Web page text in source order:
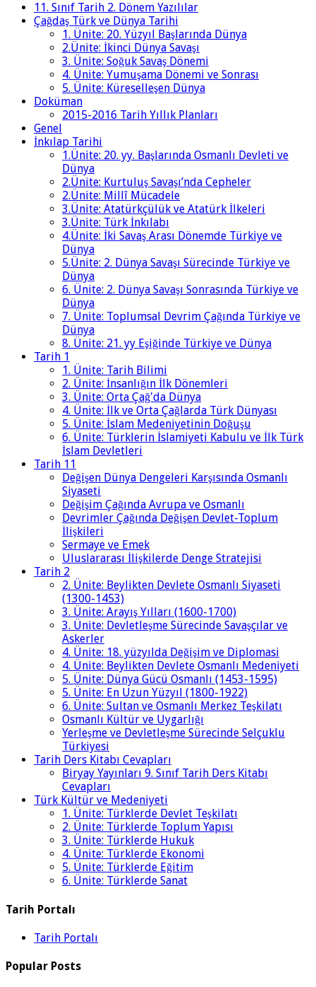
11. Sınıf Tarih 2. Dönem Yazılılar
Çağdaş Türk ve Dünya Tarihi
1. Ünite: 20. Yüzyıl Başlarında Dünya
2.Ünite: İkinci Dünya Savaşı
3. Ünite: Soğuk Savaş Dönemi
4. Ünite: Yumuşama Dönemi ve Sonrası
5. Ünite: Küreselleşen Dünya
Doküman
2015-2016 Tarih Yıllık Planları
Genel
İnkılap Tarihi
1.Ünite: 20. yy. Başlarında Osmanlı Devleti ve
Dünya
2.Ünite: Kurtuluş Savaşı’nda Cepheler
2.Ünite: Millî Mücadele
3.Ünite: Atatürkçülük ve Atatürk İlkeleri
3.Ünite: Türk İnkılabı
4.Ünite: İki Savaş Arası Dönemde Türkiye ve
Dünya
5.Ünite: 2. Dünya Savaşı Sürecinde Türkiye ve
Dünya
6. Ünite: 2. Dünya Savaşı Sonrasında Türkiye ve
Dünya
7. Ünite: Toplumsal Devrim Çağında Türkiye ve
Dünya
8. Ünite: 21. yy Eşiğinde Türkiye ve Dünya
Tarih 1
1. Ünite: Tarih Bilimi
2. Ünite: İnsanlığın İlk Dönemleri
3. Ünite: Orta Çağ'da Dünya
4. Ünite: İlk ve Orta Çağlarda Türk Dünyası
5. Ünite: İslam Medeniyetinin Doğuşu
6. Ünite: Türklerin İslamiyeti Kabulu ve İlk Türk
İslam Devletleri
Tarih 11
Değişen Dünya Dengeleri Karşısında Osmanlı
Siyaseti
Değişim Çağında Avrupa ve Osmanlı
Devrimler Çağında Değişen Devlet-Toplum
İlişkileri
Sermaye ve Emek
Uluslararası İlişkilerde Denge Stratejisi
Tarih 2
2. Ünite: Beylikten Devlete Osmanlı Siyaseti
(1300-1453)
3. Ünite: Arayış Yılları (1600-1700)
3. Ünite: Devletleşme Sürecinde Savaşçılar ve
Askerler
4. Ünite: 18. yüzyılda Değişim ve Diplomasi
4. Ünite: Beylikten Devlete Osmanlı Medeniyeti
5. Ünite: Dünya Gücü Osmanlı (1453-1595)
5. Ünite: En Uzun Yüzyıl (1800-1922)
6. Ünite: Sultan ve Osmanlı Merkez Teşkilatı
Osmanlı Kültür ve Uygarlığı
Yerleşme ve Devletleşme Sürecinde Selçuklu
Türkiyesi
Tarih Ders Kitabı Cevapları
Biryay Yayınları 9. Sınıf Tarih Ders Kitabı
Cevapları
Türk Kültür ve Medeniyeti
1. Ünite: Türklerde Devlet Teşkilatı
2. Ünite: Türklerde Toplum Yapısı
3. Ünite: Türklerde Hukuk
4. Ünite: Türklerde Ekonomi
5. Ünite: Türklerde Eğitim
6. Ünite: Türklerde Sanat
Tarih Portalı
Tarih Portalı
Popular Posts